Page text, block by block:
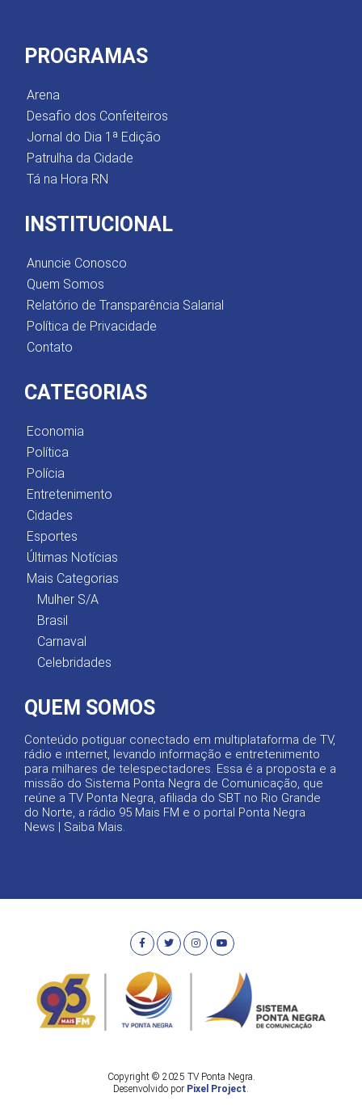
PROGRAMAS
Arena
Desafio dos Confeiteiros
Jornal do Dia 1ª Edição
Patrulha da Cidade
Tá na Hora RN
INSTITUCIONAL
Anuncie Conosco
Quem Somos
Relatório de Transparência Salarial
Política de Privacidade
Contato
CATEGORIAS
Economia
Política
Polícia
Entretenimento
Cidades
Esportes
Últimas Notícias
Mais Categorias
Mulher S/A
Brasil
Carnaval
Celebridades
QUEM SOMOS
Conteúdo potiguar conectado em multiplataforma de TV,
rádio e internet, levando informação e entretenimento
para milhares de telespectadores. Essa é a proposta e a
missão do Sistema Ponta Negra de Comunicação, que
reúne a TV Ponta Negra, afiliada do SBT no Rio Grande
do Norte, a rádio 95 Mais FM e o portal Ponta Negra
News | Saiba Mais.
Copyright © 2025 TV Ponta Negra.
Desenvolvido por Pixel Project.